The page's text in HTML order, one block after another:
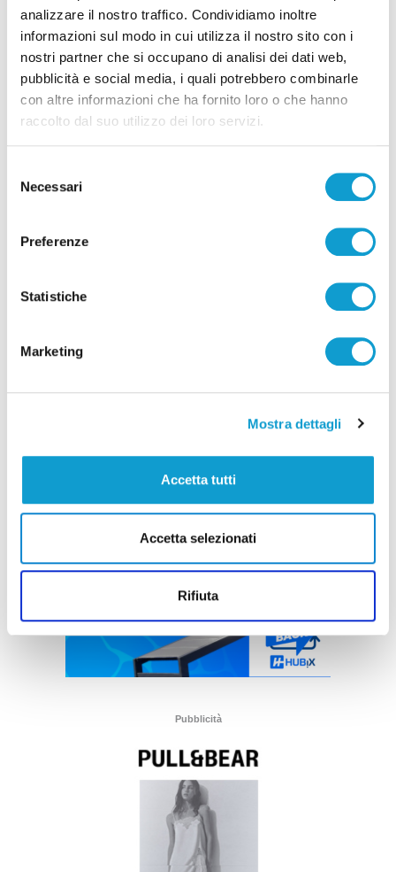
analizzare il nostro traffico. Condividiamo inoltre
informazioni sul modo in cui utilizza il nostro sito con i
nostri partner che si occupano di analisi dei dati web,
pubblicità e social media, i quali potrebbero combinarle
con altre informazioni che ha fornito loro o che hanno
raccolto dal suo utilizzo dei loro servizi.
delNecessari
Preferenze
Statistiche
Marketing
Mostra dettagli
Accetta tutti
Accetta selezionati
Rifiuta
Pubblicità